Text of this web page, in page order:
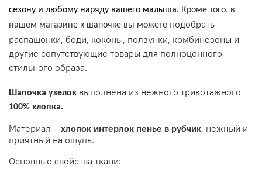
сезону и любому наряду вашего малыша. Кроме того, в
нашем магазине к шапочке вы можете подобрать
распашонки, боди, коконы, ползунки, комбинезоны и
другие сопутствующие товары для полноценного
стильного образа.
Шапочка узелок выполнена из нежного трикотажного
100% хлопка.
Материал – хлопок интерлок пенье в рубчик, нежный и
приятный на ощупь.
Основные свойства ткани: